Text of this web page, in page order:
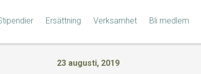
Ersättning Verksamhet Bli medlem
23 augusti, 2019